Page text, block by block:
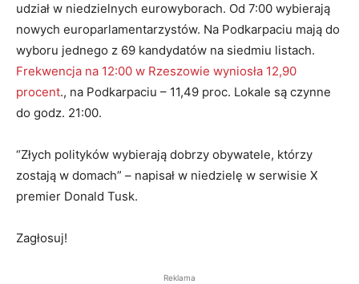
udział w niedzielnych eurowyborach. Od 7:00 wybierają
nowych europarlamentarzystów. Na Podkarpaciu mają do
wyboru jednego z 69 kandydatów na siedmiu listach.
Frekwencja na 12:00 w Rzeszowie wyniosła 12,90
procent., na Podkarpaciu – 11,49 proc. Lokale są czynne
do godz. 21:00.
“Złych polityków wybierają dobrzy obywatele, którzy
zostają w domach” – napisał w niedzielę w serwisie X
premier Donald Tusk.
Zagłosuj!
Reklama